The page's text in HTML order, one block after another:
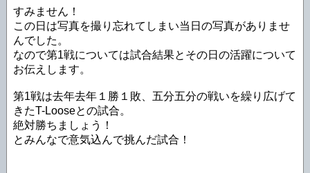
すみません！
この日は写真を撮り忘れてしまい当日の写真がありませ
んでした。
なので第1戦については試合結果とその日の活躍について
お伝えします。
第1戦は去年去年１勝１敗、五分五分の戦いを繰り広げて
きたT-Looseとの試合。
絶対勝ちましょう！
とみんなで意気込んで挑んだ試合！